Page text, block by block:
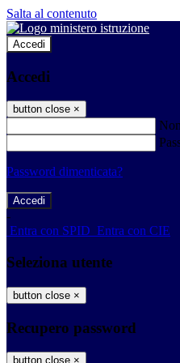
Salta al contenuto
Accedi
Accedi
button close ×
Password dimenticata?
-
Entra con SPID Entra con CIE
Seleziona utente
button close ×
Recupero password
button close ×